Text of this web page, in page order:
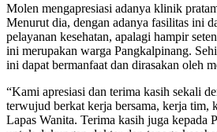
Molen mengapresiasi adanya klinik
Menurut dia, dengan adanya fasilitas ini
pelayanan kesehatan, apalagi hampir
ini merupakan warga Pangkalpinang.
ini dapat bermanfaat dan dirasakan oleh
“Kami apresiasi dan terima kasih sekali
terwujud berkat kerja bersama, kerja tim,
Lapas Wanita. Terima kasih juga kepada